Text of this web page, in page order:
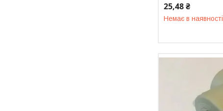
25,48 ₴
Немає в наявності